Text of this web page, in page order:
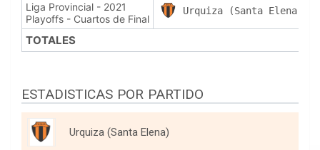
Liga Provincial - 2021
Playoffs - Cuartos de Final
Urquiza (Santa Elena)
TOTALES
ESTADISTICAS POR PARTIDO
Urquiza (Santa Elena)